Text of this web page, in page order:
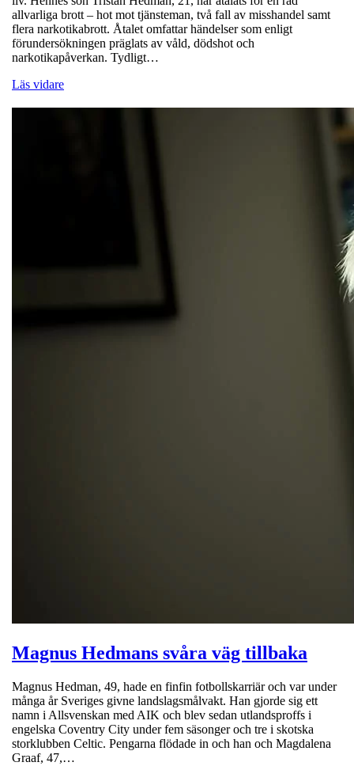
allvarliga brott – hot mot tjänsteman, två fall av misshandel samt
flera narkotikabrott. Åtalet omfattar händelser som enligt
förundersökningen präglats av våld, dödshot och
narkotikapåverkan. Tydligt…
Läs vidare
Magnus Hedmans svåra väg tillbaka
Magnus Hedman, 49, hade en finfin fotbollskarriär och var under
många år Sveriges givne landslagsmålvakt. Han gjorde sig ett
namn i Allsvenskan med AIK och blev sedan utlandsproffs i
engelska Coventry City under fem säsonger och tre i skotska
storklubben Celtic. Pengarna flödade in och han och Magdalena
Graaf, 47,…